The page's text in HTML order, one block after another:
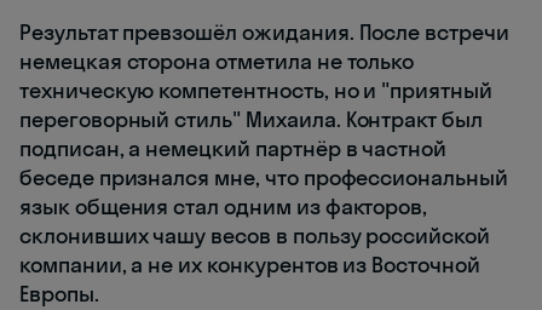
Результат превзошёл ожидания. После встречи
немецкая сторона отметила не только
техническую компетентность, но и "приятный
переговорный стиль" Михаила. Контракт был
подписан, а немецкий партнёр в частной
беседе признался мне, что профессиональный
язык общения стал одним из факторов,
склонивших чашу весов в пользу российской
компании, а не их конкурентов из Восточной
Европы.